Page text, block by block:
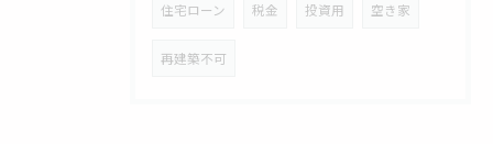
住宅ローン 税金 投資用 空き家
再建築不可